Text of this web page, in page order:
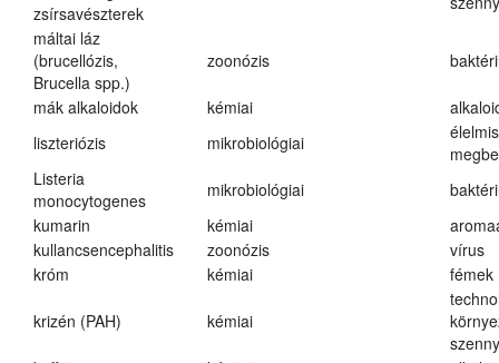
zsírsavészterek
máltai láz
(brucellózis,
Brucella spp.)
zoonózis
mák alkaloidok kémiai
liszteriózis
mikrobiológiai
Listeria
monocytogenes
mikrobiológiai
kumarin
kémiai
kullancsencephalitis
zoonózis
vírus
króm
kémiai fémek
krizén (PAH) kémiai